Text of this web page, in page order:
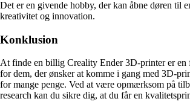
Det er en givende hobby, der kan åbne døren til
kreativitet og innovation.
Konklusion
At finde en billig Creality Ender 3D-printer er en
for dem, der ønsker at komme i gang med 3D-
for mange penge. Ved at være opmærksom på
research kan du sikre dig, at du får en